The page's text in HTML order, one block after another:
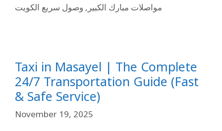
مواصلات مبارك الكبير , وصول سريع الكويت
Taxi in Masayel | The Complete
24/7 Transportation Guide (Fast
& Safe Service)
November 19, 2025